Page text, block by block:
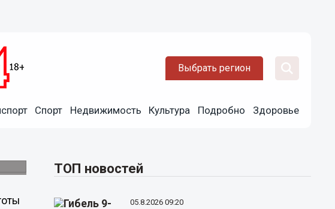
Выбрать регион
Спорт Недвижимость Культура Подробно Здоровье
ТОП новостей
05.8.2026 09:20